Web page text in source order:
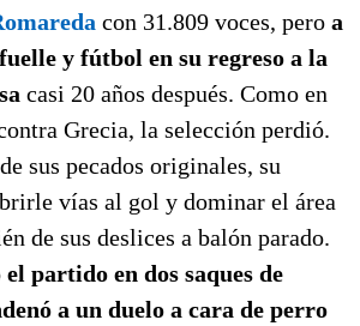
con 31.809 voces, pero a
y fútbol en su regreso a la
casi 20 años después. Como en
Grecia, la selección perdió.
sus pecados originales, su
vías al gol y dominar el área
de sus deslices a balón parado.
partido en dos saques de
a un duelo a cara de perro